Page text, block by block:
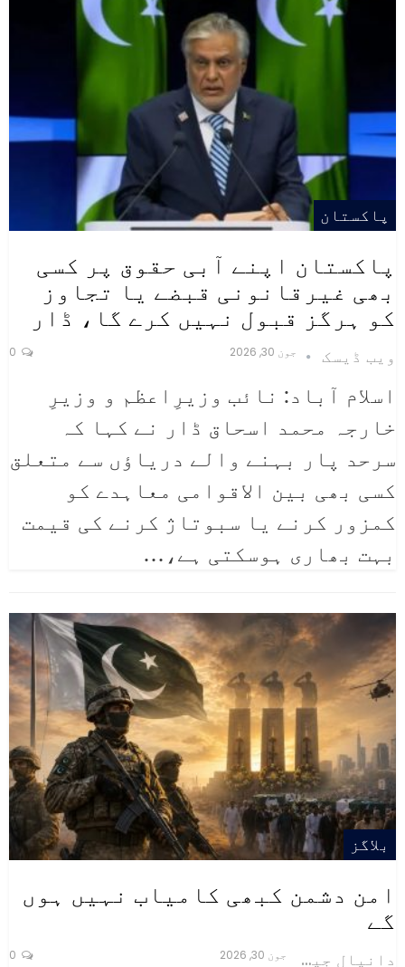
پاکستان
پاکستان اپنے آبی حقوق پر کسی
بھی غیرقانونی قبضے یا تجاوز
کو ہرگز قبول نہیں کرے گا، ڈار
ویب ڈیسک جون 30, 2026
اسلام آباد: نائب وزیرِاعظم و وزیرِ
خارجہ محمد اسحاق ڈار نے کہا کہ
سرحد پار بہنے والے دریاؤں سے متعلق
کسی بھی بین الاقوامی معاہدے کو
کمزور کرنے یا سبوتاژ کرنے کی قیمت
بہت بھاری ہوسکتی ہے، …
بلاگز
امن دشمن کبھی کامیاب نہیں ہوں
گے
دانیال جیلانی جون 30, 2026